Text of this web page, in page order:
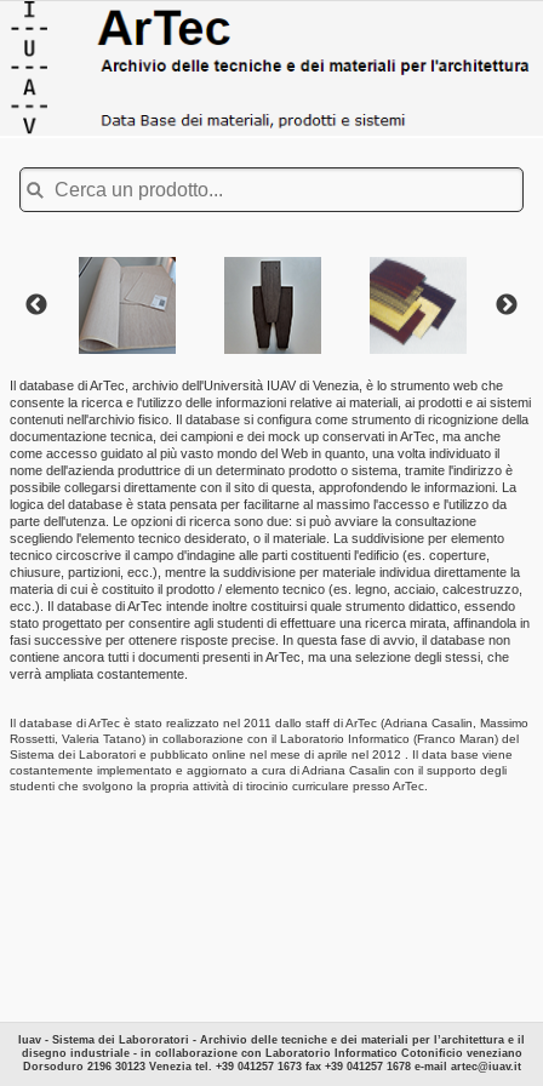
Il database di ArTec, archivio dell'Università IUAV di Venezia, è lo strumento web che
consente la ricerca e l'utilizzo delle informazioni relative ai materiali, ai prodotti e ai sistemi
contenuti nell'archivio fisico. Il database si configura come strumento di ricognizione della
documentazione tecnica, dei campioni e dei mock up conservati in ArTec, ma anche
come accesso guidato al più vasto mondo del Web in quanto, una volta individuato il
nome dell'azienda produttrice di un determinato prodotto o sistema, tramite l'indirizzo è
possibile collegarsi direttamente con il sito di questa, approfondendo le informazioni. La
logica del database è stata pensata per facilitarne al massimo l'accesso e l'utilizzo da
parte dell'utenza. Le opzioni di ricerca sono due: si può avviare la consultazione
scegliendo l'elemento tecnico desiderato, o il materiale. La suddivisione per elemento
tecnico circoscrive il campo d'indagine alle parti costituenti l'edificio (es. coperture,
chiusure, partizioni, ecc.), mentre la suddivisione per materiale individua direttamente la
materia di cui è costituito il prodotto / elemento tecnico (es. legno, acciaio, calcestruzzo,
ecc.). Il database di ArTec intende inoltre costituirsi quale strumento didattico, essendo
stato progettato per consentire agli studenti di effettuare una ricerca mirata, affinandola in
fasi successive per ottenere risposte precise. In questa fase di avvio, il database non
contiene ancora tutti i documenti presenti in ArTec, ma una selezione degli stessi, che
verrà ampliata costantemente.
Il database di ArTec è stato realizzato nel 2011 dallo staff di ArTec (Adriana Casalin, Massimo
Rossetti, Valeria Tatano) in collaborazione con il Laboratorio Informatico (Franco Maran) del
Sistema dei Laboratori e pubblicato online nel mese di aprile nel 2012 . Il data base viene
costantemente implementato e aggiornato a cura di Adriana Casalin con il supporto degli
studenti che svolgono la propria attività di tirocinio curriculare presso ArTec.
Iuav - Sistema dei Labororatori - Archivio delle tecniche e dei materiali per l’architettura e il
disegno industriale - in collaborazione con Laboratorio Informatico Cotonificio veneziano
Dorsoduro 2196 30123 Venezia tel. +39 041257 1673 fax +39 041257 1678 e-mail artec@iuav.it